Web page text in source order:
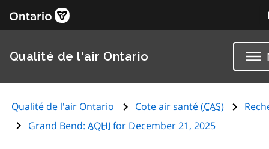
Qualité de l'air Ontario
Qualité de l'air Ontario Cote air santé (CAS)
Grand Bend:AQHI for December 21, 2025